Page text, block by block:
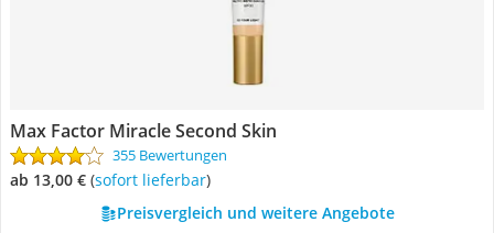
Max Factor Miracle Second Skin
355 Bewertungen
ab 13,00 € ( Sofort lieferbar)
Preisvergleich und weitere Angebote